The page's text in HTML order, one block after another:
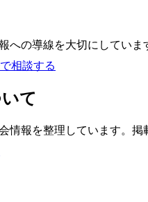
の導線を大切にしてい
相談する
て
報を整理しています。